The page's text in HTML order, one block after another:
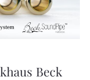
Beck